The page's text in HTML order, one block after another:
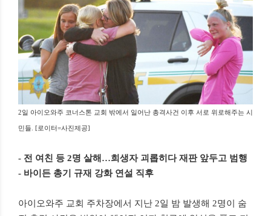
2일 아이오와주 코너스톤 교회 밖에서 일어난 총격사건 이후 서로 위로해주는 시
민들. [로이터=사진제공]​
- 전 여친 등 2명 살해…희생자 괴롭히다 재판 앞두고 범행
- 바이든 총기 규재 강화 연설 직후
아이오와주 교회 주차장에서 지난 2일 밤 발생해 2명이 숨